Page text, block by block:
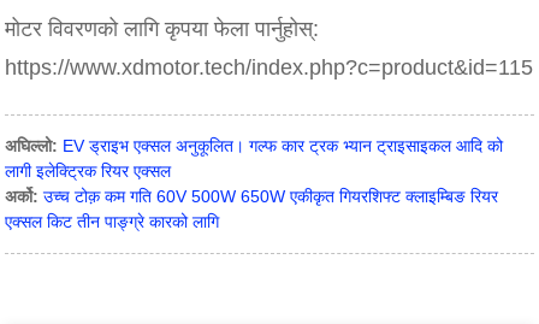
मोटर विवरणको लागि कृपया फेला पार्नुहोस्:
https://www.xdmotor.tech/index.php?c=product&id=115
अघिल्लो: EV ड्राइभ एक्सल अनुकूलित। गल्फ कार ट्रक भ्यान ट्राइसाइकल आदि को
लागी इलेक्ट्रिक रियर एक्सल
अर्को: उच्च टोक़ कम गति 60V 500W 650W एकीकृत गियरशिफ्ट क्लाइम्बिङ रियर
एक्सल किट तीन पाङ्ग्रे कारको लागि